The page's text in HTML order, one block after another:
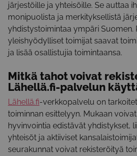
järjestöille ja yhteisöille. Se auttaa
monipuolista ja merkityksellistä
yhdistystoimintaa ympäri Suomen.
yleishyödylliset toimijat saavat
ja lisää osallistujia toimintaansa.
Mitkä tahot voivat
Lähellä.fi-palvelun
Lähellä.fi-verkkopalvelu on
toiminnan esittelyyn. Mukaan
hyvinvointia edistävät yhdistykset,
yhteisöt ja aktiiviset
seurakunnat voivat rekisteröityä